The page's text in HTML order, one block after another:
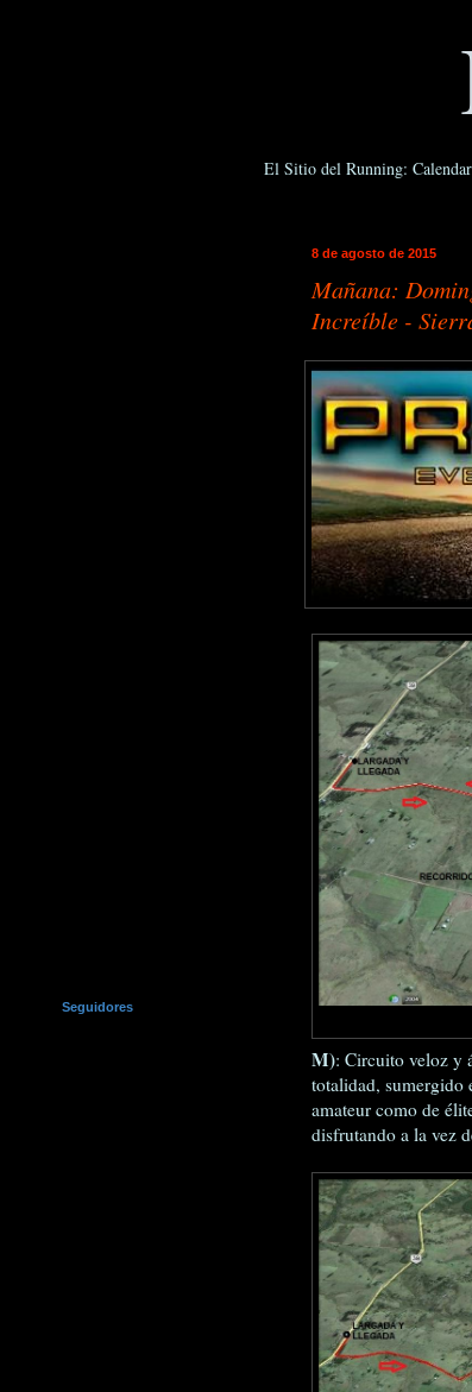
El Sitio del Running:
8 de agosto de 2015
Mañana:
Increíble -
M): Circuito veloz y
totalidad, sumergido
amateur como de
disfrutando a la vez
Seguidores